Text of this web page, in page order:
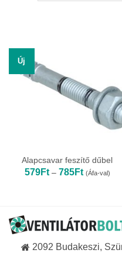
Új
Alapcsavar feszítő dűbel
579Ft – 785Ft
579Ft
(Áfa-val)
2092 Budakeszi,